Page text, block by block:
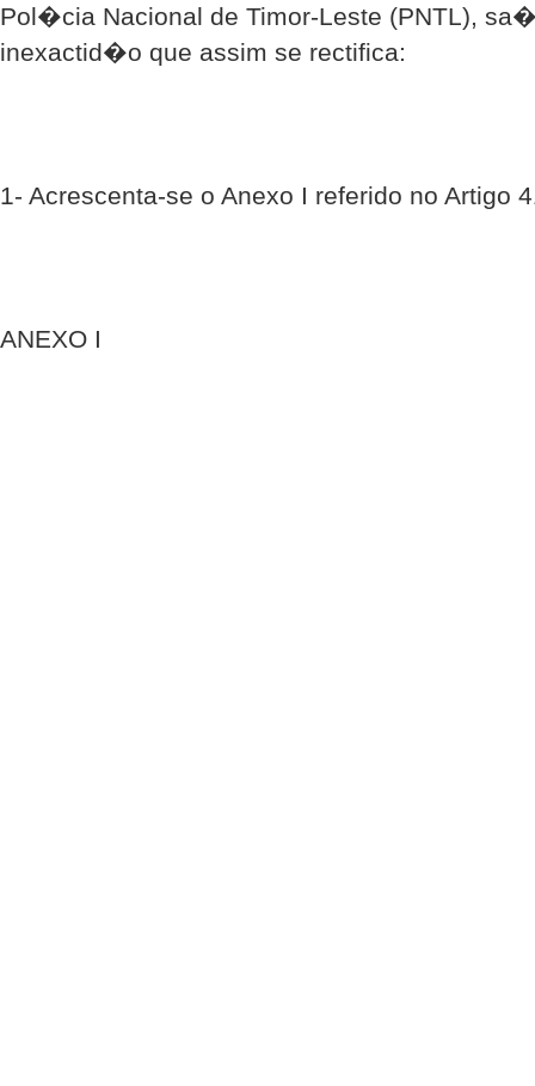
Pol�cia Nacional de Timor-Leste (PNTL),
inexactid�o que assim se rectifica:
1- Acrescenta-se o Anexo I referido no
ANEXO I